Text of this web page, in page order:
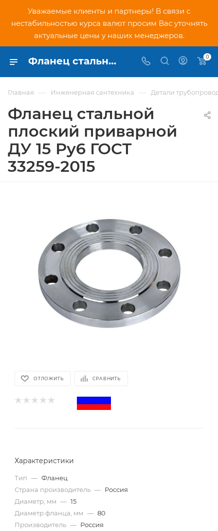
Уважаемые клиенты и партнеры! В связи с
нестабильностью курса валют просим Вас уточнять
актуальные цены у наших менеджеров.
Фланец стальной плоский приварной ДУ 15 Ру6 ГОСТ 33259-2015 - купить по низкой цене в Москве, интернет-магазин PNDtech.ru 0
Главная — Инженерная сантехника — Детали
Фланец стальной
плоский приварной
ДУ 15 Ру6 ГОСТ
33259-2015
ОТЛОЖИТЬ СРАВНИТЬ
Характеристики
Тип — Фланец
Страна производитель — Россия
Диаметр, мм — 15
Диаметр фланца, мм — 80
Производитель — Россия